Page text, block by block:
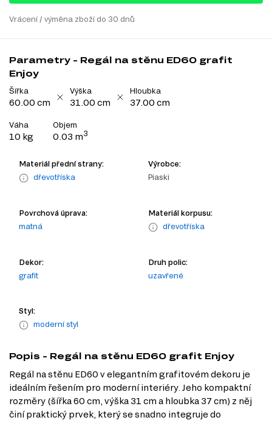
Vrácení / výměna zboží do 30 dnů
Parametry - Regál na stěnu ED60 grafit
Enjoy
Šířka
60.00 cm
Výška
31.00 cm
Hloubka
37.00 cm
Váha
10 kg
Objem
0.03 m3
Materiál přední strany:
dřevotříska
Výrobce:
Piaski
Povrchová úprava:
matná
Materiál korpusu:
dřevotříska
Dekor:
grafit
Druh polic:
uzavřené
Styl:
moderní styl
Popis - Regál na stěnu ED60 grafit Enjoy
Regál na stěnu ED60 v elegantním grafitovém dekoru je
ideálním řešením pro moderní interiéry. Jeho kompaktní
rozměry (šířka 60 cm, výška 31 cm a hloubka 37 cm) z něj
činí praktický prvek, který se snadno integruje do